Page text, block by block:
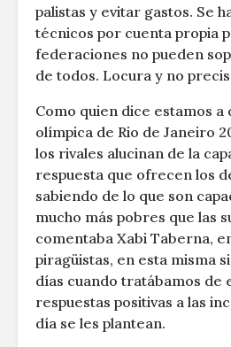
palistas y evitar gastos. Se
técnicos por cuenta propia
federaciones no pueden
de todos. Locura y no
Como quien dice estamos a
olímpica de Rio de Janeiro
los rivales alucinan de la
respuesta que ofrecen los
sabiendo de lo que son
mucho más pobres que las
comentaba Xabi Taberna,
piragüistas, en esta misma
días cuando tratábamos de
respuestas positivas a las
día se les plantean.